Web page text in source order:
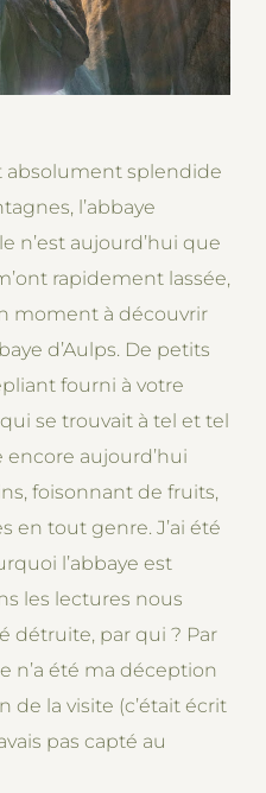
absolument splendide
l’abbaye
n’est aujourd’hui que
rapidement lassée,
moment à découvrir
d’Aulps. De petits
fourni à votre
se trouvait à tel et tel
aujourd’hui
foisonnant de fruits,
en tout genre. J’ai été
l’abbaye est
les lectures nous
détruite, par qui ? Par
n’a été ma déception
de la visite (c’était écrit
pas capté au